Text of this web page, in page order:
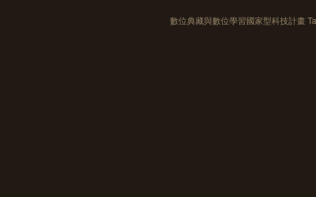
數位典藏與數位學習國家型科技計畫